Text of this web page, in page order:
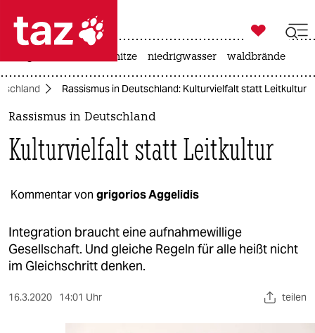
 taz zahl ich
taz zahl ich
politik
öko
gesellschaft
kultur

taz zahl ich
hitze niedrigwasser waldbrände
Rassismus in Deutschland: Kulturvielfalt statt Leitkultur
Rassismus in Deutschland
Kulturvielfalt statt Leitkultur
Kommentar von grigorios Aggelidis
Integration braucht eine aufnahmewillige
Gesellschaft. Und gleiche Regeln für alle heißt nicht
im Gleichschritt denken.
16.3.2020 14:01 Uhr teilen